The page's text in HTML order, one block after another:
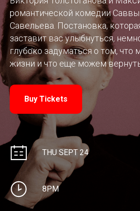
романтической комедии Саввы
Савельева. Постановка,
заставит вас улыбнуться,
глубоко задуматься о том, что
жизни и что еще можем
Buy Tickets
THU SEPT 24
8PM